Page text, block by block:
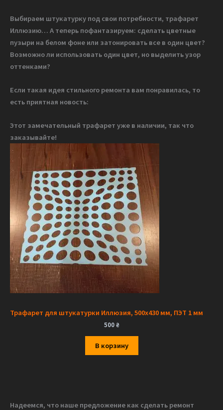
Выбираем штукатурку под свои потребности, трафарет
Иллюзию… А теперь пофантазируем: сделать цветные
пузыри на белом фоне или затонировать все в один цвет?
Возможно ли использовать один цвет, но выделить узор
оттенками?
Если такая идея стильного ремонта вам понравилась, то
есть приятная новость:
Этот замечательный трафарет уже в наличии, так что
заказывайте!
Трафарет для штукатурки Иллюзия, 500х430 мм, ПЭТ 1 мм
500₴
В корзину
Надеемся, что наше предложение как сделать ремонт